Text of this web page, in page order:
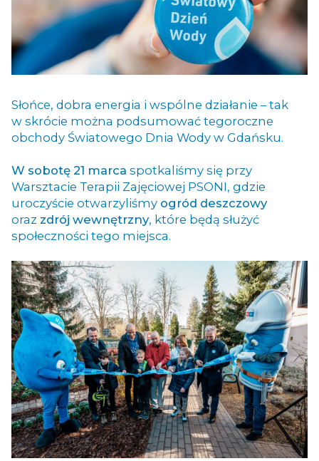
Słońce, dobra energia i wspólne działanie – tak
w skrócie można podsumować tegoroczne
obchody Światowego Dnia Wody w Gdańsku.
W sobotę 21 marca spotkaliśmy się przy
Warsztacie Terapii Zajęciowej PSONI, gdzie
uroczyście otwarzyliśmy ogród deszczowy
oraz zdrój wewnętrzny, które będą służyć
społeczności tego miejsca.